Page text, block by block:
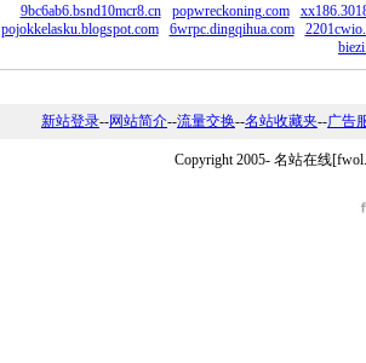
9bc6ab6.bsnd10mcr8.cn popwreckoning.com
pojokkelasku.blogspot.com
6wrpc.dingqihua.com
新站登录--网站简介--流量交换--名站收藏夹--广告
Copyright 2005- 名站在线